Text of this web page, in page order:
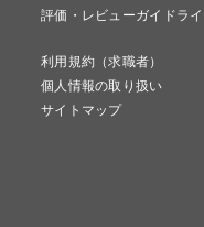
評価・レビューガイドラ
利用規約（求職者）
個人情報の取り扱い
サイトマップ